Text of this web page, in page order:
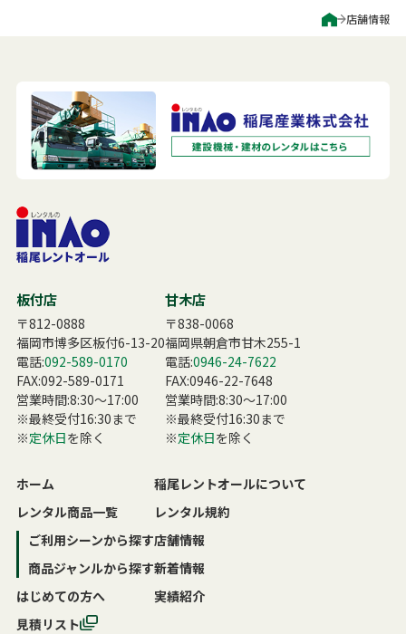
店舗情報
板付店
〒812-0888
福岡市博多区板付6-13-20
電話:092-589-0170
FAX:092-589-0171
営業時間:8:30〜17:00
※最終受付16:30まで
※定休日を除く
甘木店
〒838-0068
福岡県朝倉市甘木255-1
電話:0946-24-7622
FAX:0946-22-7648
営業時間:8:30〜17:00
※最終受付16:30まで
※定休日を除く
ホーム
レンタル商品一覧
ご利用シーンから探す
商品ジャンルから探す
はじめての方へ
稲尾レントオールについて
レンタル規約
店舗情報
新着情報
実績紹介
見積リスト